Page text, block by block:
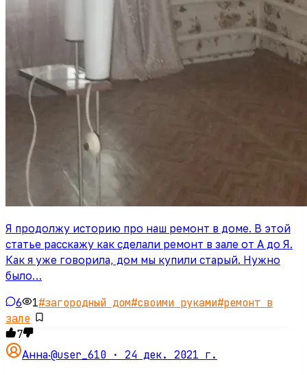
Я продолжу историю про наш ремонт в доме. В этой
статье расскажу как сделали ремонт в зале от А до Я.
Как я уже говорила, дом мы купили старый. Нужно
было…
6 1#загородный дом#своими руками#ремонт в
зале
7
Анна·@user_610 · 24 дек. 2021 г.